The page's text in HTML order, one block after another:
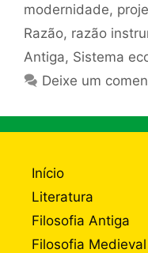
modernidade,
Razão, razão
Antiga, Sistema
Deixe um
Início
Literatura
Filosofia Antiga
Filosofia Medieval